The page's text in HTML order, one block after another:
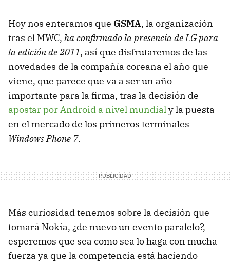
Hoy nos enteramos que GSMA, la organización
tras el MWC, ha confirmado la presencia de LG para
la edición de 2011, así que disfrutaremos de las
novedades de la compañía coreana el año que
viene, que parece que va a ser un año
importante para la firma, tras la decisión de
apostar por Android a nivel mundialy la puesta
en el mercado de los primeros terminales
Windows Phone 7.
Más curiosidad tenemos sobre la decisión que
tomará Nokia, ¿de nuevo un evento paralelo?,
esperemos que sea como sea lo haga con mucha
fuerza ya que la competencia está haciendo